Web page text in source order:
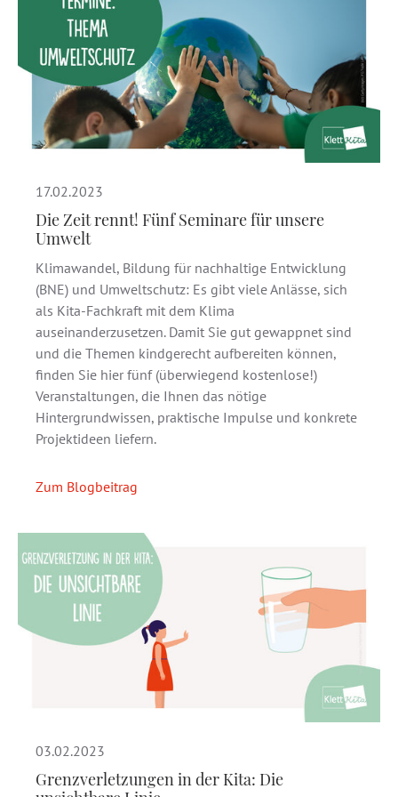
17.02.2023
Die Zeit rennt! Fünf Seminare für unsere
Umwelt
Klimawandel, Bildung für nachhaltige Entwicklung
(BNE) und Umweltschutz: Es gibt viele Anlässe, sich
als Kita-Fachkraft mit dem Klima
auseinanderzusetzen. Damit Sie gut gewappnet sind
und die Themen kindgerecht aufbereiten können,
finden Sie hier fünf (überwiegend kostenlose!)
Veranstaltungen, die Ihnen das nötige
Hintergrundwissen, praktische Impulse und konkrete
Projektideen liefern.
Zum Blogbeitrag
03.02.2023
Grenzverletzungen in der Kita: Die